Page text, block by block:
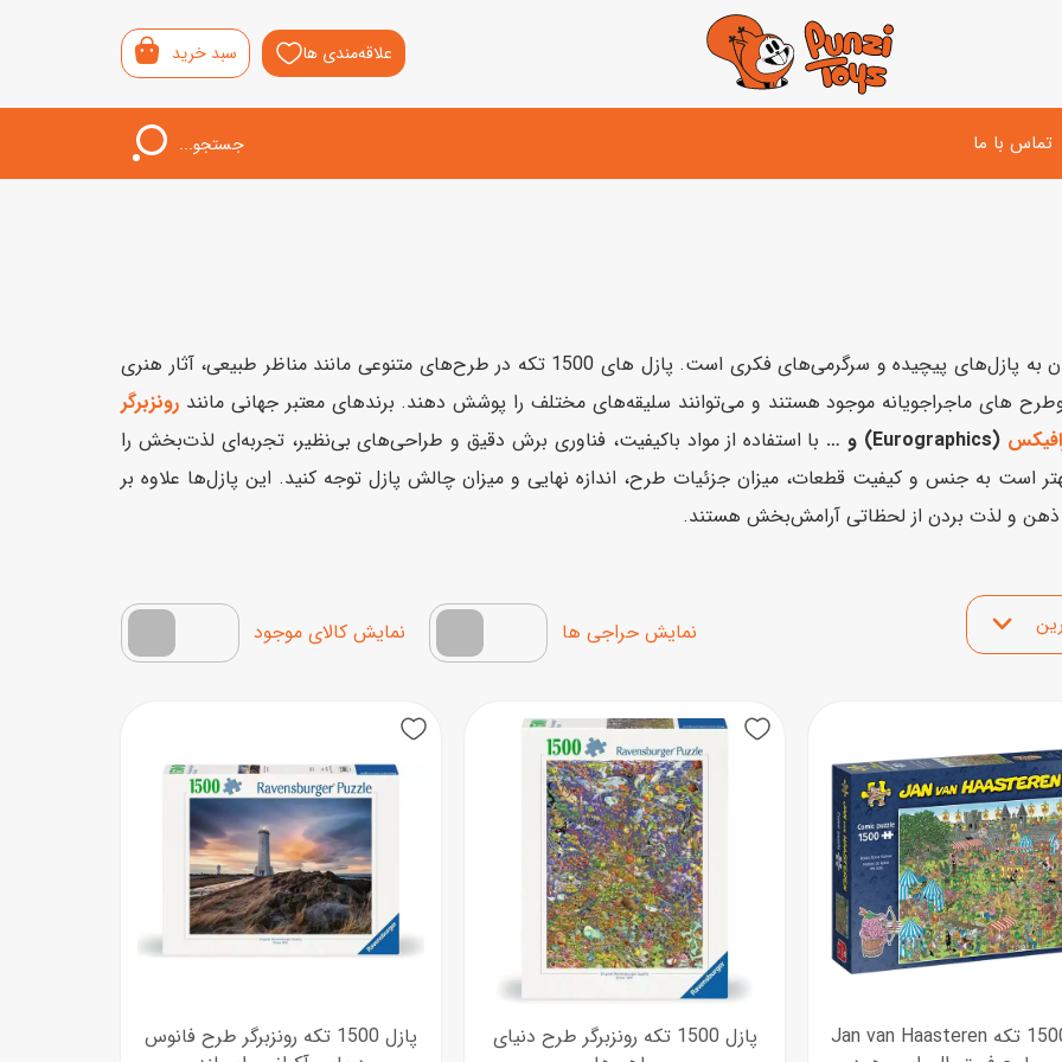
علاقه‌مندی ها سبد خرید
ست بازی جنگی
لوپ‌کار و سه چرخه
توپ و وسایل بازی
بازی های آبی
اسباب بازی بادی
سیسمونی
پازل
برد گیم
علم و سرگرمی
کتاب
سورپرایزی‌ها
ست‌های بازی
تماس با ما جستجو...
یک انتخاب عالی برای علاقه‌مندان به پازل‌های پیچیده و سرگرمی‌های فکری است. پازل های 1500 تکه در طرح‌های متنوعی مانند مناظر طبیعی، آثار هنری
های ماجراجویانه موجود هستند و می‌توانند سلیقه‌های مختلف را پوشش دهند. برندهای معتبر جهانی مانند رونزبرگر
(Eurographics) و …
با استفاده از مواد باکیفیت، فناوری برش دقیق و طراحی‌های بی‌نظیر، تجربه‌ای لذت‌بخش را
است به جنس و کیفیت قطعات، میزان جزئیات طرح، اندازه نهایی و میزان چالش پازل توجه کنید. این پازل‌ها علاوه بر
ذهن و لذت بردن از لحظاتی آرامش‌بخش هستند.
نمایش محصولات تخفیف‌دار
فقط کالاهای موجود
پازل 1500 تکه Jan van Haasteren
پازل 1500 تکه رونزبرگر طرح دنیای
پازل 1500 تکه رونزبرگر طرح فانوس